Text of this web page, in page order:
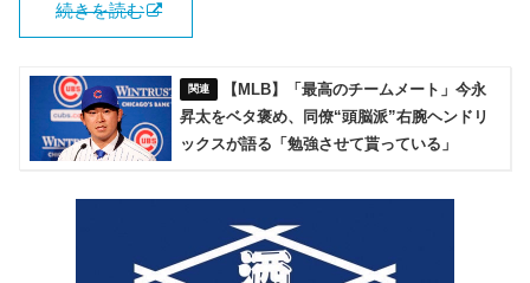
続きを読む
【MLB】「最高のチームメート」今永
昇太をベタ褒め、同僚“頭脳派”右腕ヘンドリ
ックスが語る「勉強させて貰っている」